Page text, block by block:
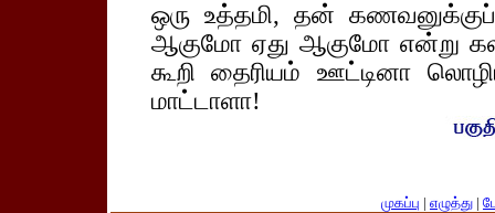
ஒரு உத்தமி, தன்
ஆகுமோ ஏது ஆகுமோ என்று
கூறி தைரியம் ஊட்டினா
மாட்டாளா!
முகப்பு | எழுத்து |